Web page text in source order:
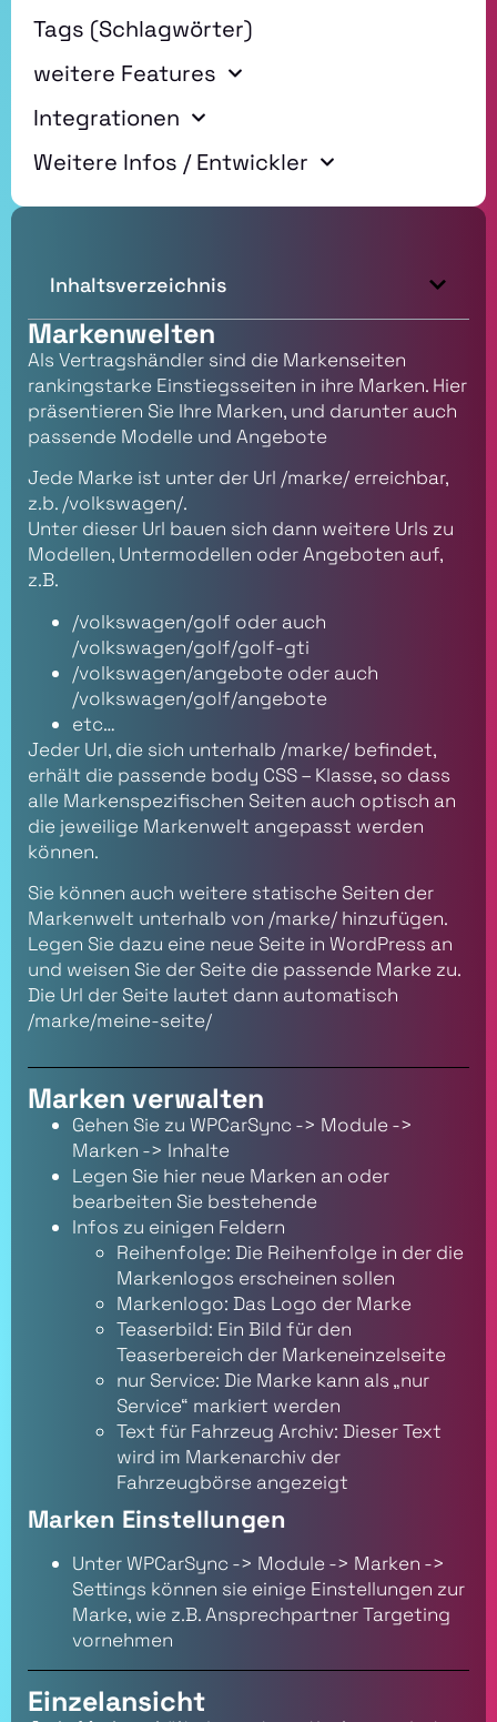
Tags (Schlagwörter)
weitere Features
Integrationen
Weitere Infos / Entwickler
Inhaltsverzeichnis
Markenwelten
Als Vertragshändler sind die Markenseiten
rankingstarke Einstiegsseiten in ihre Marken. Hier
präsentieren Sie Ihre Marken, und darunter auch
passende Modelle und Angebote
Jede Marke ist unter der Url /marke/ erreichbar,
z.b. /volkswagen/.
Unter dieser Url bauen sich dann weitere Urls zu
Modellen, Untermodellen oder Angeboten auf,
z.B.
/volkswagen/golf oder auch
/volkswagen/golf/golf-gti
/volkswagen/angebote oder auch
/volkswagen/golf/angebote
etc…
Jeder Url, die sich unterhalb /marke/ befindet,
erhält die passende body CSS – Klasse, so dass
alle Markenspezifischen Seiten auch optisch an
die jeweilige Markenwelt angepasst werden
können.
Sie können auch weitere statische Seiten der
Markenwelt unterhalb von /marke/ hinzufügen.
Legen Sie dazu eine neue Seite in WordPress an
und weisen Sie der Seite die passende Marke zu.
Die Url der Seite lautet dann automatisch
/marke/meine-seite/
Marken verwalten
Gehen Sie zu WPCarSync -> Module ->
Marken -> Inhalte
Legen Sie hier neue Marken an oder
bearbeiten Sie bestehende
Infos zu einigen Feldern
Reihenfolge: Die Reihenfolge in der die
Markenlogos erscheinen sollen
Markenlogo: Das Logo der Marke
Teaserbild: Ein Bild für den
Teaserbereich der Markeneinzelseite
nur Service: Die Marke kann als „nur
Service“ markiert werden
Text für Fahrzeug Archiv: Dieser Text
wird im Markenarchiv der
Fahrzeugbörse angezeigt
Marken Einstellungen
Unter WPCarSync -> Module -> Marken ->
Settings können sie einige Einstellungen zur
Marke, wie z.B. Ansprechpartner Targeting
vornehmen
Einzelansicht